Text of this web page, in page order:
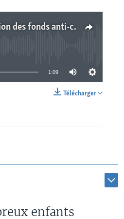
Enquêtes sur la gestion des fonds anti-covid au Sénégal
1:09
Télécharger
enfants